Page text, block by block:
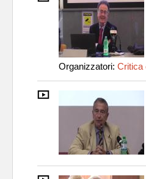
Organizzatori: Critica